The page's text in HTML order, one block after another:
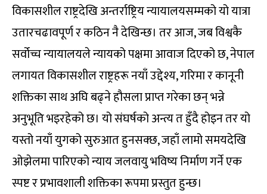
विकासशील राष्ट्रदेखि अन्तर्राष्ट्रिय न्यायालयसम्मको यो यात्रा
उतारचढावपूर्ण र कठिन नै देखिन्छ। तर आज, जब विश्वकै
सर्वोच्च न्यायालयले न्यायको पक्षमा आवाज दिएको छ, नेपाल
लगायत विकासशील राष्ट्रहरू नयाँ उद्देश्य, गरिमा र कानूनी
शक्तिका साथ अघि बढ्ने हौसला प्राप्त गरेका छन् भन्ने
अनुभूति भइरहेको छ। यो संघर्षको अन्त्य त हुँदै होइन तर यो
यस्तो नयाँ युगको सुरुआत हुनसक्छ, जहाँ लामो समयदेखि
ओझेलमा पारिएको न्याय जलवायु भविष्य निर्माण गर्ने एक
स्पष्ट र प्रभावशाली शक्तिका रूपमा प्रस्तुत हुन्छ।